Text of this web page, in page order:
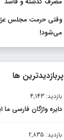
وقتی حرمت مجلس
می‌شود!
پربازدیدترین ها
بازدید: 4,143
دایره واژگان فارسی
بازدید: 2,835